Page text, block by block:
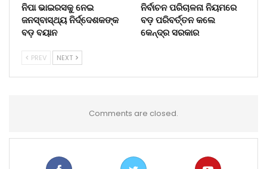
ନିପା ଭାଇରସକୁ ନେଇ
ଜନସ୍ବାସ୍ଥ୍ୟ ନିର୍ଦ୍ଦେଶକଙ୍କ
ବଡ଼ ବୟାନ
ନିର୍ବାଚନ ପରିଚାଳନା ନିୟମରେ
ବଡ଼ ପରିବର୍ତ୍ତନ କଲେ
କେନ୍ଦ୍ର ସରକାର
PREV NEXT
Comments are closed.